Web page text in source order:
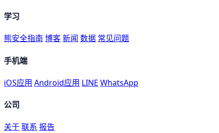
学习
熊安全指南 博客新闻 数据 常见问题
手机端
iOS应用 Android应用 LINE WhatsApp
公司
关于联系 报告